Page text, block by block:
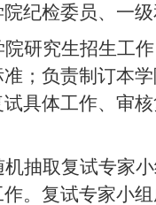
纪检委员、一级
研究生招生工
；负责制订本
具体工作、审
抽取复试专家
。复试专家小组